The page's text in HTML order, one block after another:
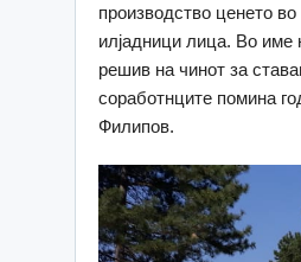
производство ценето
илјадници лица. Во име
решив на чинот за
соработнците помина
Филипов.